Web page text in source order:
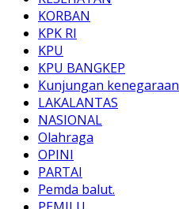
KORBAN
KPK RI
KPU
KPU BANGKEP
Kunjungan kenegaraan
LAKALANTAS
NASIONAL
Olahraga
OPINI
PARTAI
Pemda balut.